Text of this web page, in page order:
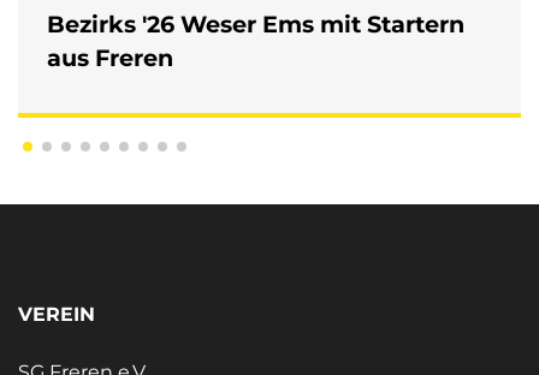
Bezirks '26 Weser Ems mit Startern
aus Freren
VEREIN